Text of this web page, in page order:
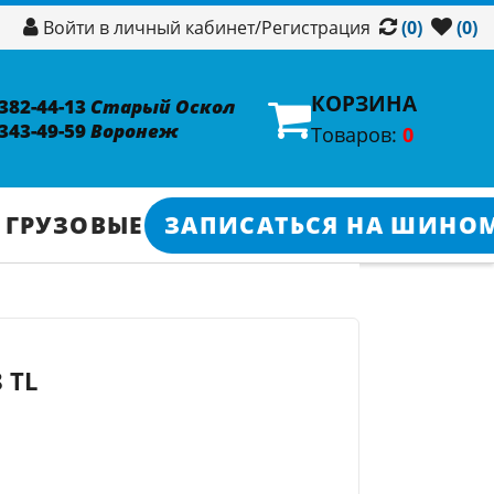
Войти в личный кабинет/Регистрация (0) (0)
44-13 Старый Оскол
49-59Воронеж
КОРЗИНА
Товаров: 0
ЗАПИСАТЬСЯ НА
TL